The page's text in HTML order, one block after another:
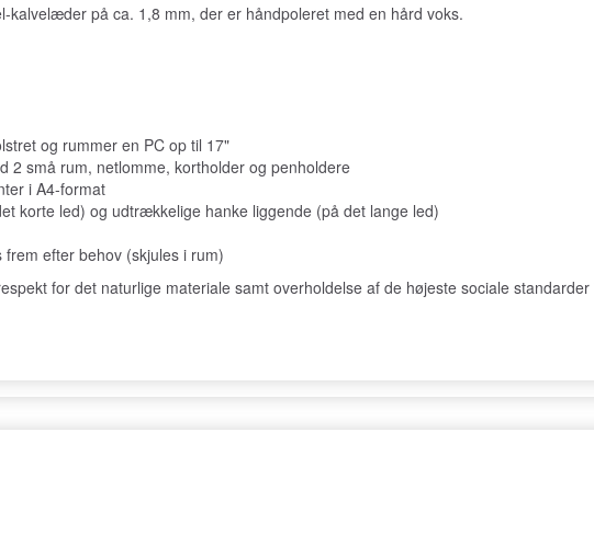
kalvelæder på ca. 1,8 mm, der er håndpoleret med en hård voks.
og rummer en PC op til 17"
2 små rum, netlomme, kortholder og penholdere
i A4-format
korte led) og udtrækkelige hanke liggende (på det lange led)
efter behov (skjules i rum)
for det naturlige materiale samt overholdelse af de højeste sociale standarder